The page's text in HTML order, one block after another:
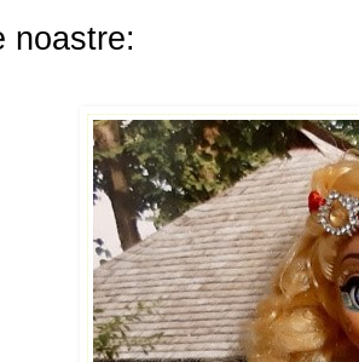
noastre: